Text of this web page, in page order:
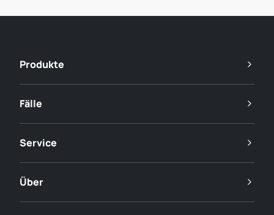
Produkte
Fälle
Service
Über